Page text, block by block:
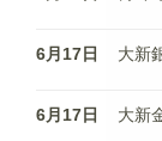
6月17日 大新
6月17日 大新